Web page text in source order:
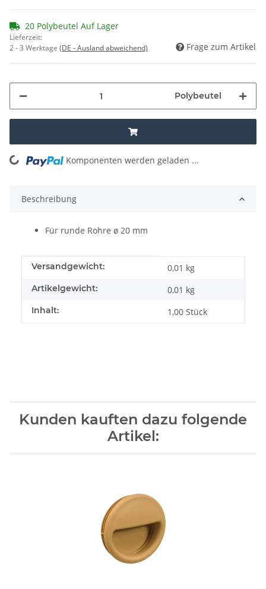
20 Polybeutel Auf Lager
Lieferzeit:
2 - 3 Werktage (DE - Ausland abweichend) Frage zum Artikel
Polybeutel
Loading... Komponenten werden geladen ...
Beschreibung
Für runde Rohre ø 20 mm
Produkteigenschaft
Wert
Versandgewicht: 0,01 kg
Artikelgewicht: 0,01 kg
Inhalt: 1,00 Stück
Kunden kauften dazu folgende
Artikel: